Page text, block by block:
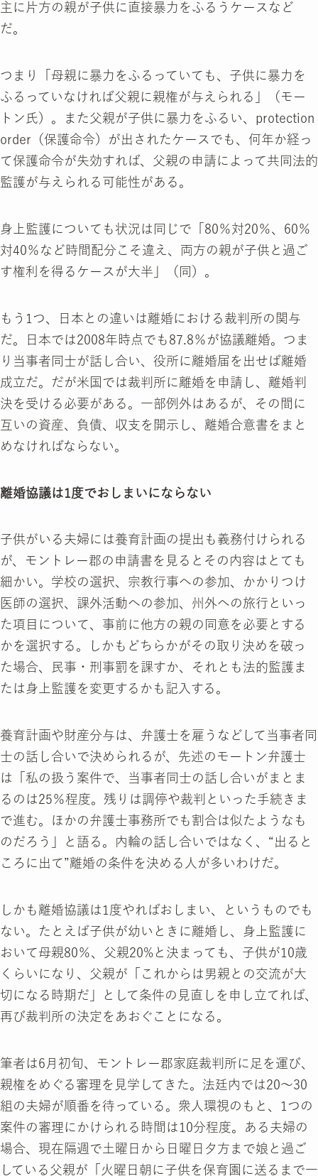
主に片方の親が子供に直接暴力をふるうケースなど
だ。
つまり「母親に暴力をふるっていても、子供に暴力を
ふるっていなければ父親に親権が与えられる」（モー
トン氏）。また父親が子供に暴力をふるい、protection
order（保護命令）が出されたケースでも、何年か経っ
て保護命令が失効すれば、父親の申請によって共同法的
監護が与えられる可能性がある。
身上監護についても状況は同じで「80％対20％、60％
対40％など時間配分こそ違え、両方の親が子供と過ご
す権利を得るケースが大半」（同）。
もう1つ、日本との違いは離婚における裁判所の関与
だ。日本では2008年時点でも87.8％が協議離婚。つま
り当事者同士が話し合い、役所に離婚届を出せば離婚
成立だ。だが米国では裁判所に離婚を申請し、離婚判
決を受ける必要がある。一部例外はあるが、その間に
互いの資産、負債、収支を開示し、離婚合意書をまと
めなければならない。
離婚協議は1度でおしまいにならない
子供がいる夫婦には養育計画の提出も義務付けられる
が、モントレー郡の申請書を見るとその内容はとても
細かい。学校の選択、宗教行事への参加、かかりつけ
医師の選択、課外活動への参加、州外への旅行といっ
た項目について、事前に他方の親の同意を必要とする
かを選択する。しかもどちらかがその取り決めを破っ
た場合、民事・刑事罰を課すか、それとも法的監護ま
たは身上監護を変更するかも記入する。
養育計画や財産分与は、弁護士を雇うなどして当事者同
士の話し合いで決められるが、先述のモートン弁護士
は「私の扱う案件で、当事者同士の話し合いがまとま
るのは25％程度。残りは調停や裁判といった手続きま
で進む。ほかの弁護士事務所でも割合は似たようなも
のだろう」と語る。内輪の話し合いではなく、“出ると
ころに出て”離婚の条件を決める人が多いわけだ。
しかも離婚協議は1度やればおしまい、というものでも
ない。たとえば子供が幼いときに離婚し、身上監護に
おいて母親80％、父親20%と決まっても、子供が10歳
くらいになり、父親が「これからは男親との交流が大
切になる時期だ」として条件の見直しを申し立てれば、
再び裁判所の決定をあおぐことになる。
筆者は6月初旬、モントレー郡家庭裁判所に足を運び、
親権をめぐる審理を見学してきた。法廷内では20～30
組の夫婦が順番を待っている。衆人環視のもと、1つの
案件の審理にかけられる時間は10分程度。ある夫婦の
場合、現在隔週で土曜日から日曜日夕方まで娘と過ご
している父親が「火曜日朝に子供を保育園に送るまで一